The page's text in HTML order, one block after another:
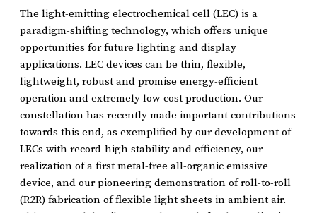
The light-emitting electrochemical cell (LEC) is a
paradigm-shifting technology, which offers unique
opportunities for future lighting and display
applications. LEC devices can be thin, flexible,
lightweight, robust and promise energy-efficient
operation and extremely low-cost production. Our
constellation has recently made important contributions
towards this end, as exemplified by our development of
LECs with record-high stability and efficiency, our
realization of a first metal-free all-organic emissive
device, and our pioneering demonstration of roll-to-roll
(R2R) fabrication of flexible light sheets in ambient air.